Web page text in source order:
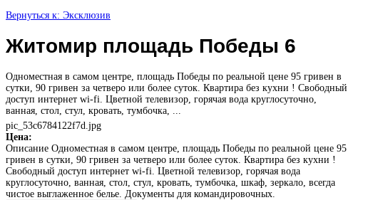
Вернуться к: Эксклюзив
Житомир площадь Победы 6
Одноместная в самом центре, площадь Победы по реальной цене 95 гривен в
сутки, 90 гривен за четверо или более суток. Квартира без кухни ! Свободный
доступ интернет wi-fi. Цветной телевизор, горячая вода круглосуточно,
ванная, стол, стул, кровать, тумбочка, ...
pic_53c6784122f7d.jpg
Цена:
Описание Одноместная в самом центре, площадь Победы по реальной цене 95
гривен в сутки, 90 гривен за четверо или более суток. Квартира без кухни !
Свободный доступ интернет wi-fi. Цветной телевизор, горячая вода
круглосуточно, ванная, стол, стул, кровать, тумбочка, шкаф, зеркало, всегда
чистое выглаженное белье. Документы для командировочных.